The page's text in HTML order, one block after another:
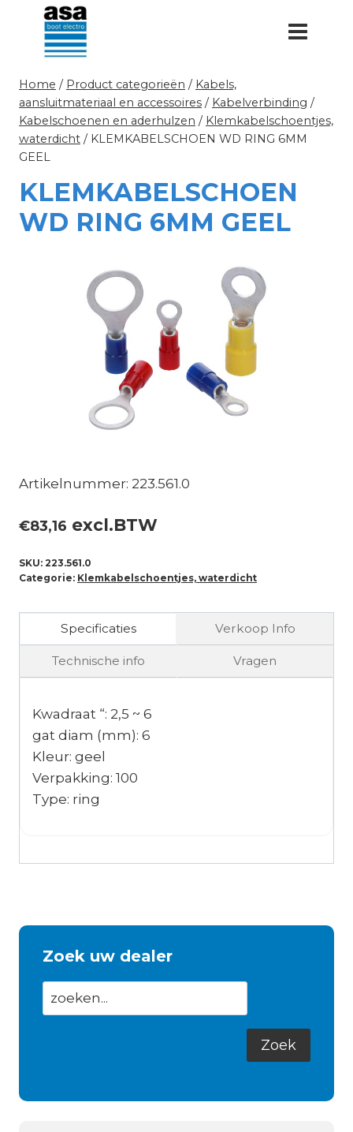
Doorgaan
inhoud
Home / Product categorieën / Kabels,
aansluitmateriaal en accessoires / Kabelverbinding /
Kabelschoenen en aderhulzen / Klemkabelschoentjes,
waterdicht / KLEMKABELSCHOEN WD RING 6MM
GEEL
KLEMKABELSCHOEN
WD RING 6MM GEEL
Artikelnummer: 223.561.0
€83,16 excl.BTW
SKU: 223.561.0
Categorie: Klemkabelschoentjes, waterdicht
Specificaties Verkoop Info
Technische info Vragen
Kwadraat “: 2,5 ~ 6
gat diam (mm): 6
Kleur: geel
Verpakking: 100
Type: ring
Zoek uw dealer